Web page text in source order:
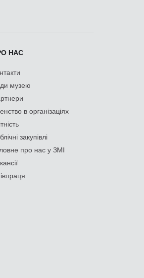
НАС
музею
в організаціях
закупівлі
про нас у ЗМІ